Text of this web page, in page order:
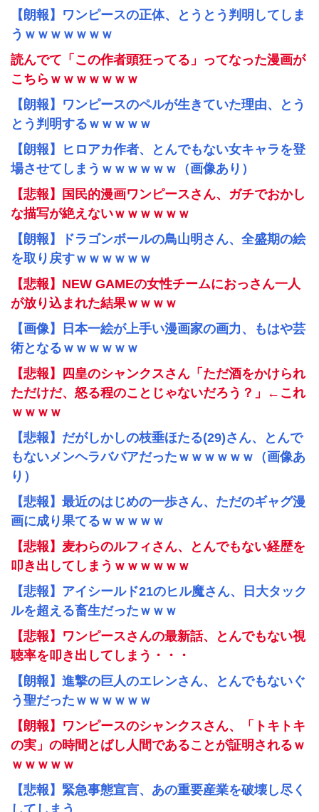
【朗報】ワンピースの正体、とうとう判明してしま
うｗｗｗｗｗｗｗ
読んでて「この作者頭狂ってる」ってなった漫画が
こちらｗｗｗｗｗｗｗ
【朗報】ワンピースのペルが生きていた理由、とう
とう判明するｗｗｗｗｗ
【朗報】ヒロアカ作者、とんでもない女キャラを登
場させてしまうｗｗｗｗｗｗ（画像あり）
【悲報】国民的漫画ワンピースさん、ガチでおかし
な描写が絶えないｗｗｗｗｗｗ
【朗報】ドラゴンボールの鳥山明さん、全盛期の絵
を取り戻すｗｗｗｗｗｗ
【悲報】NEW GAMEの女性チームにおっさん一人
が放り込まれた結果ｗｗｗｗ
【画像】日本一絵が上手い漫画家の画力、もはや芸
術となるｗｗｗｗｗｗ
【悲報】四皇のシャンクスさん「ただ酒をかけられ
ただけだ、怒る程のことじゃないだろう？」←これ
ｗｗｗｗ
【悲報】だがしかしの枝垂ほたる(29)さん、とんで
もないメンヘラババアだったｗｗｗｗｗｗ（画像あ
り）
【悲報】最近のはじめの一歩さん、ただのギャグ漫
画に成り果てるｗｗｗｗｗ
【悲報】麦わらのルフィさん、とんでもない経歴を
叩き出してしまうｗｗｗｗｗｗ
【悲報】アイシールド21のヒル魔さん、日大タック
ルを超える畜生だったｗｗｗ
【悲報】ワンピースさんの最新話、とんでもない視
聴率を叩き出してしまう・・・
【朗報】進撃の巨人のエレンさん、とんでもないぐ
う聖だったｗｗｗｗｗｗ
【朗報】ワンピースのシャンクスさん、「トキトキ
の実」の時間とばし人間であることが証明されるｗ
ｗｗｗｗｗ
【悲報】緊急事態宣言、あの重要産業を破壊し尽く
してしまう